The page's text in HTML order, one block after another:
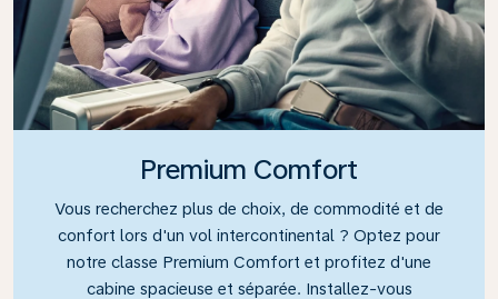
Premium Comfort
Vous recherchez plus de choix, de commodité et de
confort lors d'un vol intercontinental ? Optez pour
notre classe Premium Comfort et profitez d'une
cabine spacieuse et séparée. Installez-vous